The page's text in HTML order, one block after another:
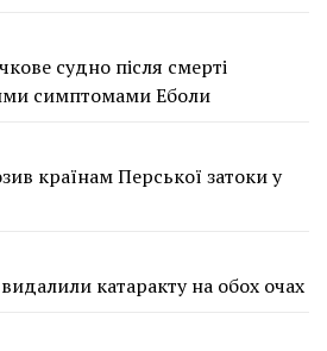
судно після смерті
симптомами Еболи
країнам Перської затоки у
катаракту на обох очах